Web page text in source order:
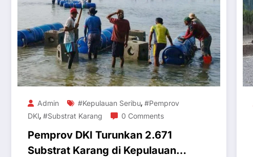
Admin #Kepulauan Seribu, #Pemprov
DKI, #Substrat Karang 0 Comments
Pemprov DKI Turunkan 2.671
Substrat Karang di Kepulauan